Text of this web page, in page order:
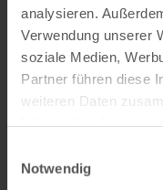
analysieren.
Verwendung unserer
soziale Medien,
Partner führen diese
weiteren Daten
Notwendig